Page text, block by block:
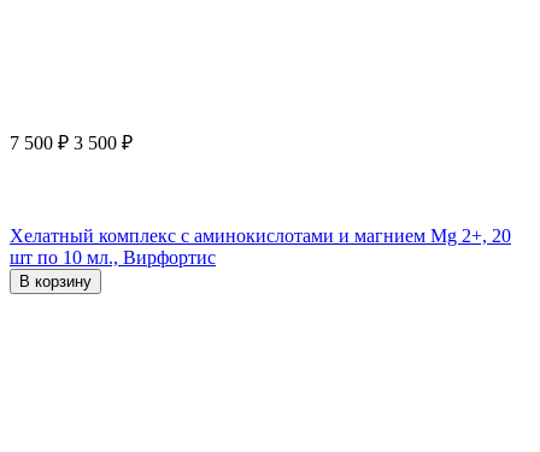
7 500 ₽ 3 500 ₽
Хелатный комплекс с аминокислотами и магнием Mg 2+, 20
шт по 10 мл., Вирфортис
В корзину